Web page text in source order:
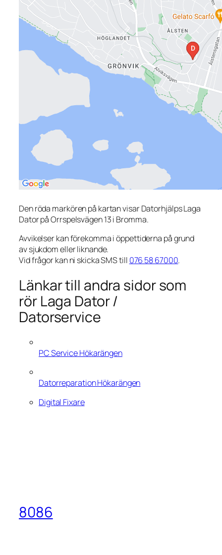
Den röda markören på kartan visar Datorhjälps Laga
Dator på Orrspelsvägen 13 i Bromma.
Avvikelser kan förekomma i öppettiderna på grund
av sjukdom eller liknande.
Vid frågor kan ni skicka SMS till 076 58 67000.
Länkar till andra sidor som
rör Laga Dator /
Datorservice
PC Service Hökarängen
Datorreparation Hökarängen
Digital Fixare
8086